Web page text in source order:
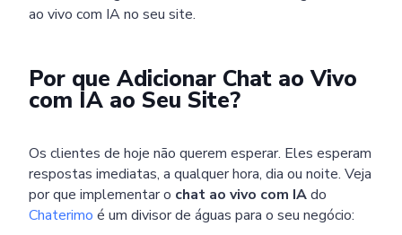
ao vivo com IA no seu site.
Por que Adicionar Chat ao Vivo
com IA ao Seu Site?
Os clientes de hoje não querem esperar. Eles esperam
respostas imediatas, a qualquer hora, dia ou noite. Veja
por que implementar o chat ao vivo com IAdo
Chaterimo é um divisor de águas para o seu negócio: